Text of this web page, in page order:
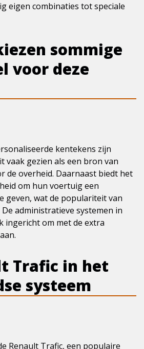
eigen combinaties tot speciale
sommige
voor deze
kentekens zijn
vaak gezien als een bron van
de overheid. Daarnaast biedt het
om hun voertuig een
geven, wat de populariteit van
administratieve systemen in
ingericht om met de extra
Trafic in het
systeem
Renault Trafic, een populaire